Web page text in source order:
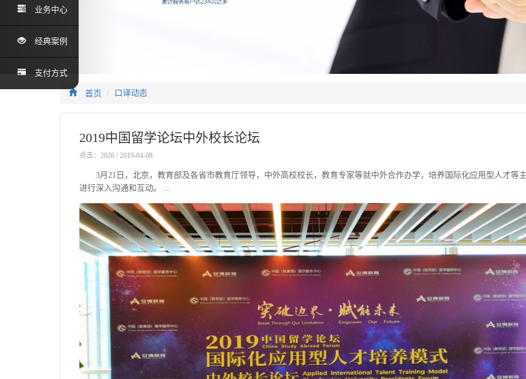
首页 口译动态
2019中国留学论坛中外校长论坛
点击：2026 / 2019-04-08
3月21日，北京，教育部及各省市教育厅领导，中外高校校长，教育专家等就中外合作办学，培养国际化应用型人才等
进行深入沟通和互动。 ...
业务中心
经典案例
支付方式